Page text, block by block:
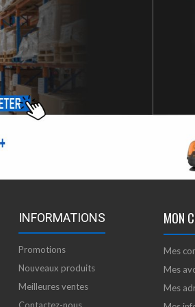
INFORMATIONS
Promotions
Nouveaux produits
Meilleures ventes
MON
Mes
Mes
Mes